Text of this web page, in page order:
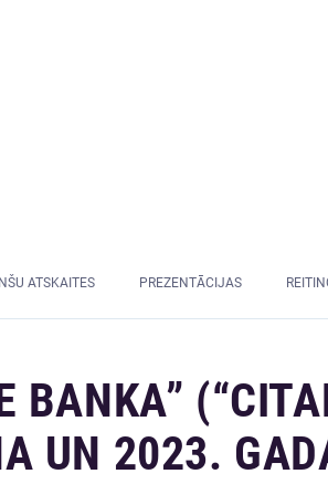
ATSKAITES PREZENTĀCIJAS
BANKA”
UN 2023.